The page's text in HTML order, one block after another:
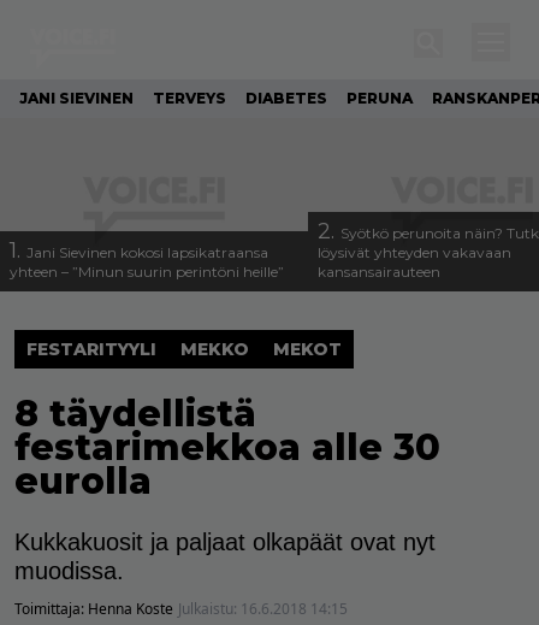
JANI SIEVINEN TERVEYS DIABETES PERUNA
1. Jani Sievinen kokosi lapsikatraansa
yhteen – ”Minun suurin perintöni heille”
2. Syötkö perunoita näin?
löysivät yhteyden vakavaan
kansansairauteen
FESTARITYYLI MEKKO MEKOT
8 täydellistä
festarimekkoa alle 30
eurolla
Kukkakuosit ja paljaat olkapäät ovat nyt
muodissa.
Toimittaja: Henna Koste Julkaistu: 16.6.2018 14:15